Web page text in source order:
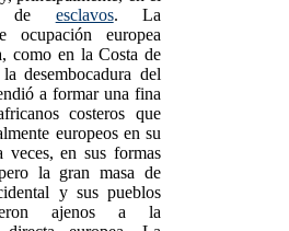
de esclavos. La
ocupación europea
como en la Costa de
desembocadura del
a formar una fina
costeros que
europeos en su
veces, en sus formas
la gran masa de
y sus pueblos
ajenos a la